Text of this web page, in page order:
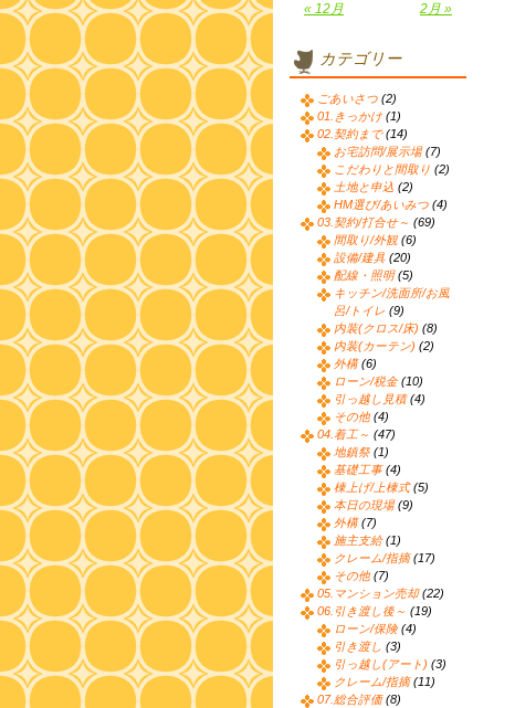
« 12月 2月 »
カテゴリー
ごあいさつ (2)
01.きっかけ (1)
02.契約まで(14)
お宅訪問/展示場(7)
こだわりと間取り (2)
土地と申込 (2)
HM選び/あいみつ (4)
03.契約/打合せ～ (69)
間取り/外観 (6)
設備/建具 (20)
配線・照明(5)
キッチン/洗面所/お風
呂/トイレ (9)
内装(クロス/床) (8)
内装(カーテン) (2)
外構(6)
ローン/税金(10)
引っ越し見積(4)
その他 (4)
04.着工～ (47)
地鎮祭 (1)
基礎工事(4)
棟上げ/上棟式(5)
本日の現場(9)
外構(7)
施主支給(1)
クレーム/指摘(17)
その他 (7)
05.マンション売却(22)
06.引き渡し後～ (19)
ローン/保険(4)
引き渡し (3)
引っ越し(アート) (3)
クレーム/指摘(11)
07.総合評価(8)